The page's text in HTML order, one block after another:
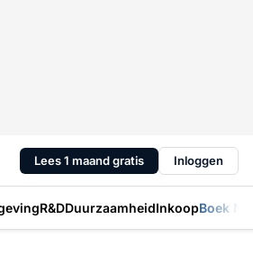
Lees 1 maand gratis Inloggen
R&DDuurzaamheidInkoopBoek